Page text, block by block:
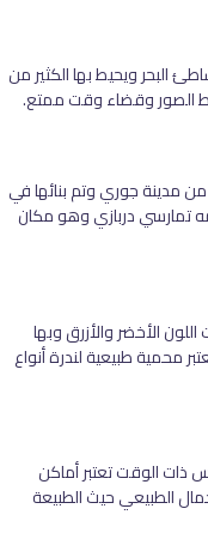
البحر ويحيط بها الكثير من
الصور وقضاء وقت ممتع.
مدينة جوري وتم بنائها في
تمارسي دربازي وهو مكان
الأخضر والأزرق وبها
طبيعية لندرة أنواع
ذات الوقت تعتبر أماكن
الطبيعي حيث الطبيعة